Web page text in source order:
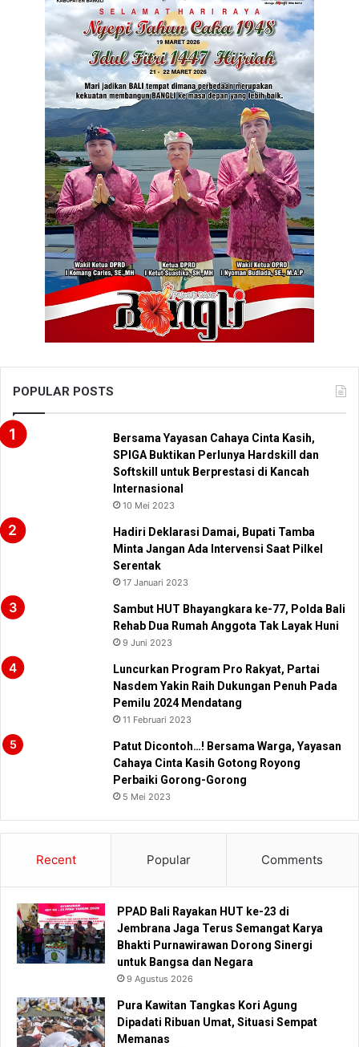
POPULAR POSTS
Bersama Yayasan Cahaya Cinta Kasih,
SPIGA Buktikan Perlunya Hardskill dan
Softskill untuk Berprestasi di Kancah
Internasional
10 Mei 2023
Hadiri Deklarasi Damai, Bupati Tamba
Minta Jangan Ada Intervensi Saat Pilkel
Serentak
17 Januari 2023
Sambut HUT Bhayangkara ke-77, Polda Bali
Rehab Dua Rumah Anggota Tak Layak Huni
9 Juni 2023
Luncurkan Program Pro Rakyat, Partai
Nasdem Yakin Raih Dukungan Penuh Pada
Pemilu 2024 Mendatang
11 Februari 2023
Patut Dicontoh…! Bersama Warga, Yayasan
Cahaya Cinta Kasih Gotong Royong
Perbaiki Gorong-Gorong
5 Mei 2023
Recent Popular Comments
PPAD Bali Rayakan HUT ke-23 di
Jembrana Jaga Terus Semangat Karya
Bhakti Purnawirawan Dorong Sinergi
untuk Bangsa dan Negara
9 Agustus 2026
Pura Kawitan Tangkas Kori Agung
Dipadati Ribuan Umat, Situasi Sempat
Memanas